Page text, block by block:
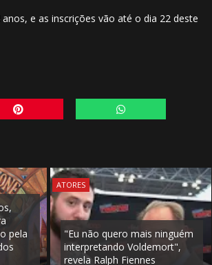
e as inscrições vão até o dia 22 deste
pela
ATORES
"Eu não quero mais ninguém
interpretando Voldemort",
revela Ralph Fiennes
🎈